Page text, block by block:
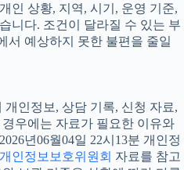
인 상황, 지역, 시기, 운영 기준,
니다. 조건이 달라질 수 있는 부
서 예상하지 못한 불편을 줄일
인정보, 상담 기록, 신청 자료,
우에는 자료가 필요한 이유와
년06월04일 22시13분 개인정
개인정보보호위원회 자료를 참고